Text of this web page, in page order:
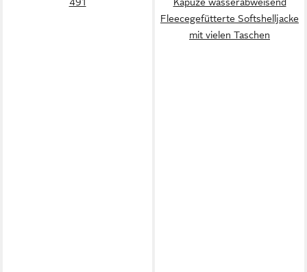
Fleecegefütterte Softshelljacke
mit vielen Taschen